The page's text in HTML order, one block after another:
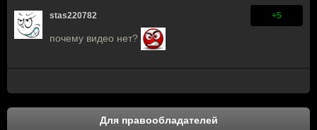
stas220782 +5
почему видео нет?
Для правообладателей